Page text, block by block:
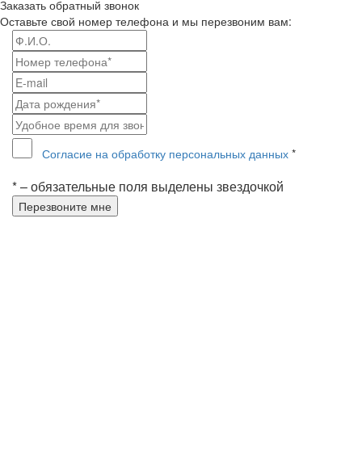
Заказать обратный звонок
Оставьте свой номер телефона и мы перезвоним вам:
Согласие на обработку персональных данных *
* – обязательные поля выделены звездочкой